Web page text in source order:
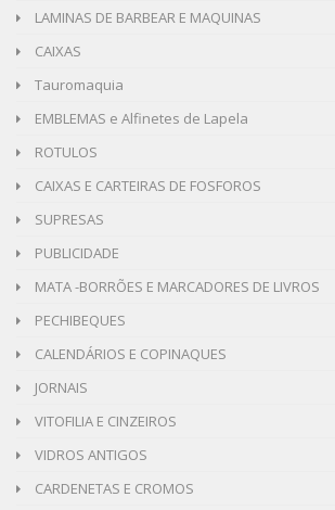
LAMINAS DE BARBEAR E MAQUINAS
CAIXAS
Tauromaquia
EMBLEMAS e Alfinetes de Lapela
ROTULOS
CAIXAS E CARTEIRAS DE FOSFOROS
SUPRESAS
PUBLICIDADE
MATA -BORRÕES E MARCADORES DE LIVROS
PECHIBEQUES
CALENDÁRIOS E COPINAQUES
JORNAIS
VITOFILIA E CINZEIROS
VIDROS ANTIGOS
CARDENETAS E CROMOS